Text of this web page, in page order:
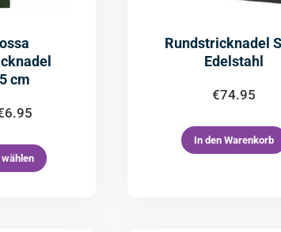
cm
6.95
Rundstricknadel
Edelstahl
€74.95
In den Warenkorb